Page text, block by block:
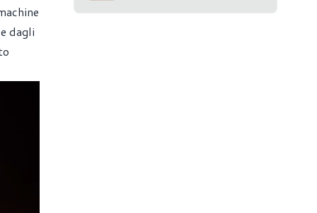
dagli